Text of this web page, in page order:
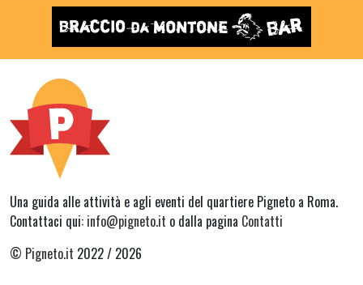
Una guida alle attività e agli eventi del quartiere Pigneto a Roma.
Contattaci qui: info@pigneto.it o dalla pagina Contatti
© Pigneto.it 2022 / 2026